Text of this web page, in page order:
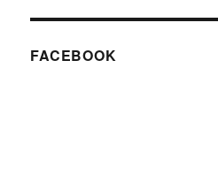
FACEBOOK